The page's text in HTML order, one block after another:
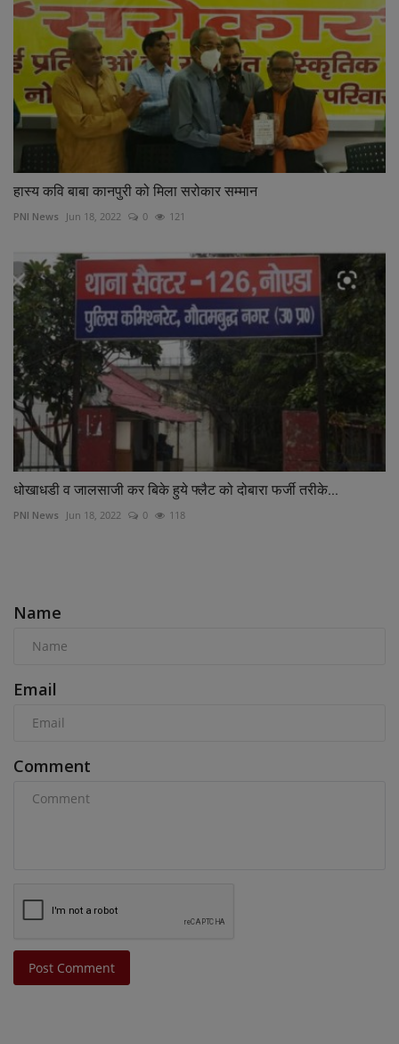
हास्य कवि बाबा कानपुरी को मिला सरोकार सम्मान
PNI News Jun 18, 2022 0 121
धोखाधडी व जालसाजी कर बिके हुये फ्लैट को दोबारा फर्जी तरीके...
PNI News Jun 18, 2022 0 118
Name
Email
Comment
Post Comment